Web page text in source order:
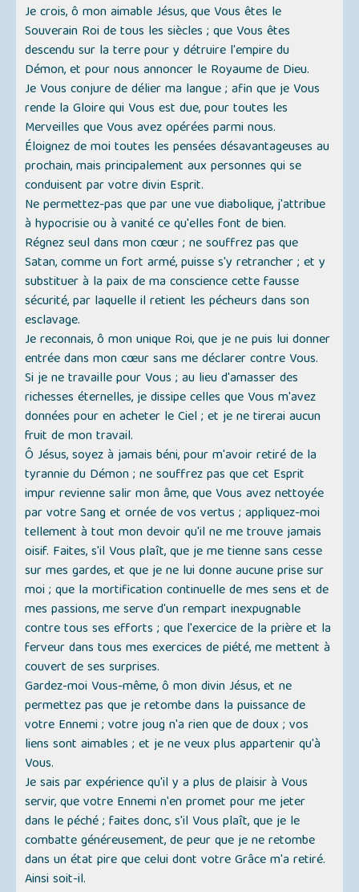
Je crois, ô mon aimable Jésus, que Vous êtes le
Souverain Roi de tous les siècles ; que Vous êtes
descendu sur la terre pour y détruire l'empire du
Démon, et pour nous annoncer le Royaume de Dieu.
Je Vous conjure de délier ma langue ; afin que je Vous
rende la Gloire qui Vous est due, pour toutes les
Merveilles que Vous avez opérées parmi nous.
Éloignez de moi toutes les pensées désavantageuses au
prochain, mais principalement aux personnes qui se
conduisent par votre divin Esprit.
Ne permettez-pas que par une vue diabolique, j'attribue
à hypocrisie ou à vanité ce qu'elles font de bien.
Régnez seul dans mon cœur ; ne souffrez pas que
Satan, comme un fort armé, puisse s'y retrancher ; et y
substituer à la paix de ma conscience cette fausse
sécurité, par laquelle il retient les pécheurs dans son
esclavage.
Je reconnais, ô mon unique Roi, que je ne puis lui donner
entrée dans mon cœur sans me déclarer contre Vous.
Si je ne travaille pour Vous ; au lieu d'amasser des
richesses éternelles, je dissipe celles que Vous m'avez
données pour en acheter le Ciel ; et je ne tirerai aucun
fruit de mon travail.
Ô Jésus, soyez à jamais béni, pour m'avoir retiré de la
tyrannie du Démon ; ne souffrez pas que cet Esprit
impur revienne salir mon âme, que Vous avez nettoyée
par votre Sang et ornée de vos vertus ; appliquez-moi
tellement à tout mon devoir qu'il ne me trouve jamais
oisif. Faites, s'il Vous plaît, que je me tienne sans cesse
sur mes gardes, et que je ne lui donne aucune prise sur
moi ; que la mortification continuelle de mes sens et de
mes passions, me serve d'un rempart inexpugnable
contre tous ses efforts ; que l'exercice de la prière et la
ferveur dans tous mes exercices de piété, me mettent à
couvert de ses surprises.
Gardez-moi Vous-même, ô mon divin Jésus, et ne
permettez pas que je retombe dans la puissance de
votre Ennemi ; votre joug n'a rien que de doux ; vos
liens sont aimables ; et je ne veux plus appartenir qu'à
Vous.
Je sais par expérience qu'il y a plus de plaisir à Vous
servir, que votre Ennemi n'en promet pour me jeter
dans le péché ; faites donc, s'il Vous plaît, que je le
combatte généreusement, de peur que je ne retombe
dans un état pire que celui dont votre Grâce m'a retiré.
Ainsi soit-il.